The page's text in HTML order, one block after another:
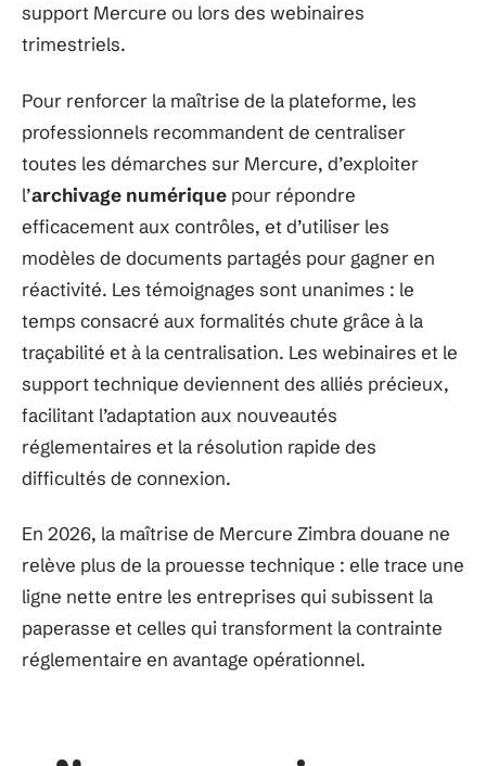
support Mercure ou lors des webinaires
trimestriels.
Pour renforcer la maîtrise de la plateforme, les
professionnels recommandent de centraliser
toutes les démarches sur Mercure, d’exploiter
l’archivage numérique pour répondre
efficacement aux contrôles, et d’utiliser les
modèles de documents partagés pour gagner en
réactivité. Les témoignages sont unanimes : le
temps consacré aux formalités chute grâce à la
traçabilité et à la centralisation. Les webinaires et le
support technique deviennent des alliés précieux,
facilitant l’adaptation aux nouveautés
réglementaires et la résolution rapide des
difficultés de connexion.
En 2026, la maîtrise de Mercure Zimbra douane ne
relève plus de la prouesse technique : elle trace une
ligne nette entre les entreprises qui subissent la
paperasse et celles qui transforment la contrainte
réglementaire en avantage opérationnel.